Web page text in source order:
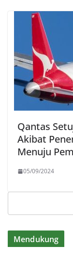
Qantas
Akibat
Menuju
05/09/2024
Mendukung